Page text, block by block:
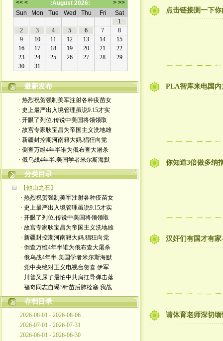
最新发布
· 热烈祝贺强制美军注射各种疫苗女
· 史上最严出入境管理虽说9.15才实
· 开眼了列位.传说中美国将领领取
· 故宫专家耿宝昌为帝国主义洗地雄
· 新疆封控期河南籍大妈.猖狂向党
· 倒查万维4年半谁为俄布查大屠杀
· 俄乌战4年半.美国学者米尔斯海默
分类目录
【他山之石】
· 热烈祝贺强制美军注射各种疫苗女
· 史上最严出入境管理虽说9.15才实
· 开眼了列位.传说中美国将领领取
· 故宫专家耿宝昌为帝国主义洗地雄
· 新疆封控期河南籍大妈.猖狂向党
· 倒查万维4年半谁为俄布查大屠杀
· 俄乌战4年半.美国学者米尔斯海默
· 党中央绝对正义电视台贺喜.伊军
· 川普又尿了最怕中共肩扛导弹击落
· 福奇同志自曝3针苗后肺栓塞.我战
存档目录
2026-08-01 - 2026-08-06
2026-07-01 - 2026-07-31
2026-06-01 - 2026-06-30
点击链接测一下
PLA智库来电国
你知道3倍做多纳
汉奸们有国才有
请体育老师深切